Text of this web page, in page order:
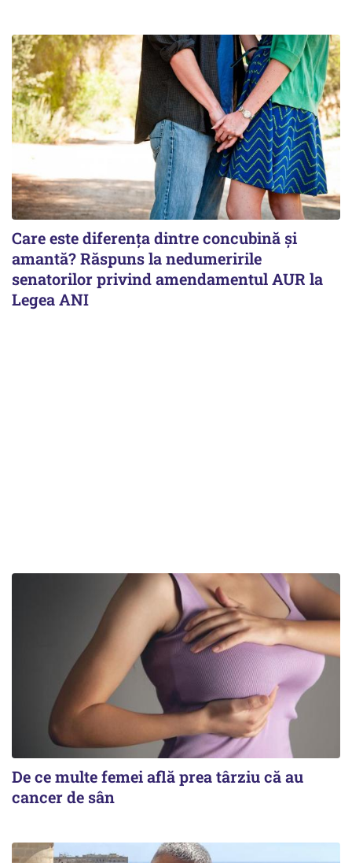
Care este diferența dintre concubină și
amantă? Răspuns la nedumeririle
senatorilor privind amendamentul AUR la
Legea ANI
De ce multe femei află prea târziu că au
cancer de sân